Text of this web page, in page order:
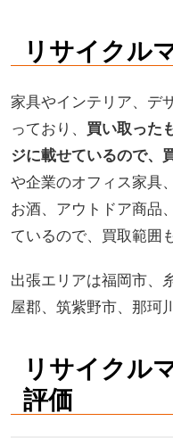
リサイクル
家具やインテリア、デ
っており、 買い取った
ジに載せているので、
や企業のオフィス家具
お酒、アウトドア商品
ているので、買取範囲
出張エリアは福岡市、
屋郡、筑紫野市、那珂
リサイクル
評価